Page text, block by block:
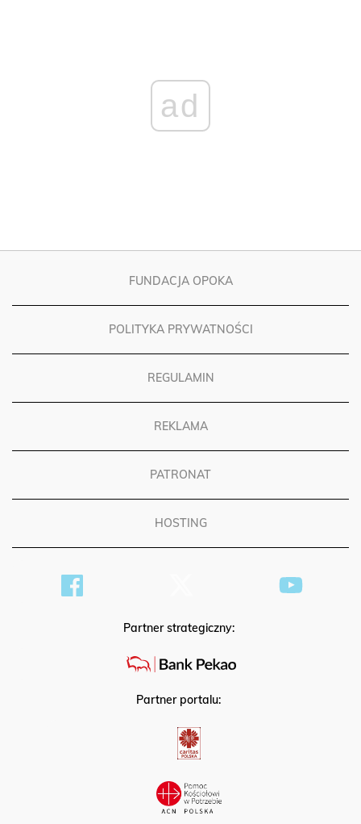
ad
FUNDACJA OPOKA
POLITYKA PRYWATNOŚCI
REGULAMIN
REKLAMA
PATRONAT
HOSTING
Partner strategiczny:
Partner portalu: